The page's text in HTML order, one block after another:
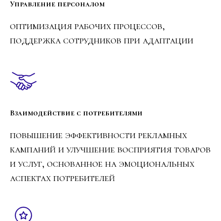
Управление персоналом
оптимизация рабочих процессов,
поддержка сотрудников при адаптации
Взаимодействие с потребителями
повышение эффективности рекламных
кампаний и улучшение восприятия товаров
и услуг, основанное на эмоциональных
аспектах потребителей
127083, РОССИЯ, Г
МАСЛОВКА, Д 20, СТР
1, Э/П 1/7
ОГРН 1207700414734,
40702810310000809874
АО "ТБАНК"
дополнительного профессионального образования 041414 от
13.05.21г.